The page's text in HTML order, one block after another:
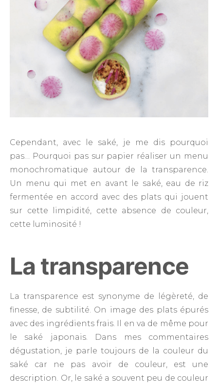
Cependant, avec le saké, je me dis pourquoi
pas… Pourquoi pas sur papier réaliser un menu
monochromatique autour de la transparence.
Un menu qui met en avant le saké, eau de riz
fermentée en accord avec des plats qui jouent
sur cette limpidité, cette absence de couleur,
cette luminosité !
La transparence
La transparence est synonyme de légèreté, de
finesse, de subtilité. On image des plats épurés
avec des ingrédients frais. Il en va de même pour
le saké japonais. Dans mes commentaires
dégustation, je parle toujours de la couleur du
saké car ne pas avoir de couleur, est une
description. Or, le saké a souvent peu de couleur